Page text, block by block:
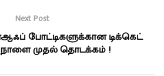
Next Post
போட்டிகளுக்கான டிக்கெட்
முதல் தொடக்கம் !